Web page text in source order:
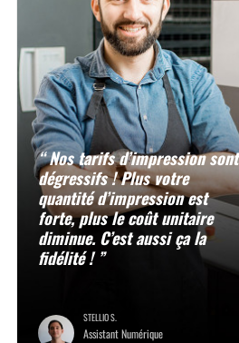
“ Nos tarifs d’impression sont
dégressifs ! Plus votre
quantité d’impression est
forte, plus le coût unitaire
diminue. C’est aussi ça la
fidélité ! ”
STELLIO S.
Assistant Numérique